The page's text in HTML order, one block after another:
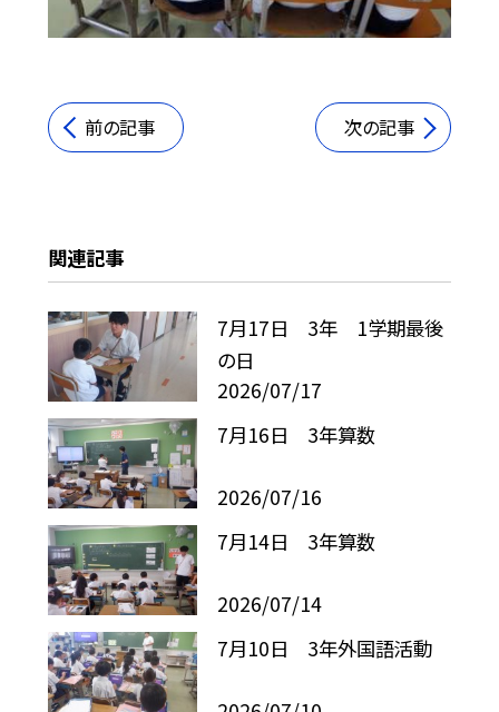
前の記事 次の記事
関連記事
7月17日 3年 1学期最後
の日
2026/07/17
7月16日 3年算数
2026/07/16
7月14日 3年算数
2026/07/14
7月10日 3年外国語活動